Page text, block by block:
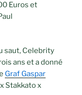
Euros et
saut, Celebrity
ans et a donné
Graf Gaspar
Stakkato x